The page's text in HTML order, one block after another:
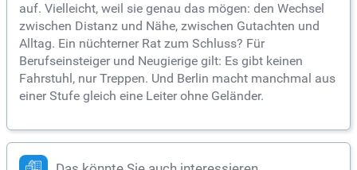
auf. Vielleicht, weil sie genau das mögen: den Wechsel
zwischen Distanz und Nähe, zwischen Gutachten und
Alltag. Ein nüchterner Rat zum Schluss? Für
Berufseinsteiger und Neugierige gilt: Es gibt keinen
Fahrstuhl, nur Treppen. Und Berlin macht manchmal aus
einer Stufe gleich eine Leiter ohne Geländer.